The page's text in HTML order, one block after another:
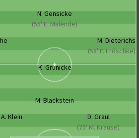
N. Gensicke
(55' E. Malende)
M. Dieterichs
(58' P. Fröschke)
K. Grunicke
M. Blackstein
A. Klein
D. Graul
(75' M. Krause)